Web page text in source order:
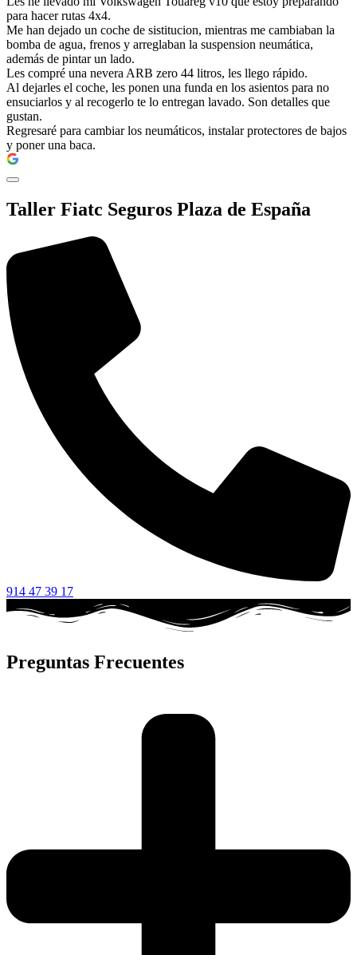
para hacer rutas 4x4.
Me han dejado un coche de sistitucion, mientras me cambiaban la
bomba de agua, frenos y arreglaban la suspension neumática,
además de pintar un lado.
Les compré una nevera ARB zero 44 litros, les llego rápido.
Al dejarles el coche, les ponen una funda en los asientos para no
ensuciarlos y al recogerlo te lo entregan lavado. Son detalles que
gustan.
Regresaré para cambiar los neumáticos, instalar protectores de bajos
y poner una baca.
Taller Fiatc Seguros Plaza de España
914 47 39 17
Preguntas Frecuentes